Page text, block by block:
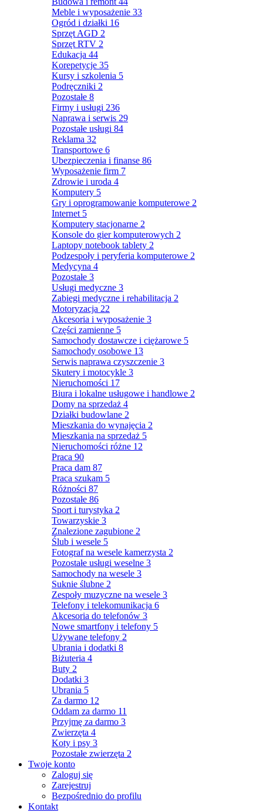
Meble i wyposażenie 33
Ogród i działki 16
Sprzęt AGD 2
Sprzęt RTV 2
Edukacja 44
Korepetycje 35
Kursy i szkolenia 5
Podręczniki 2
Pozostałe 8
Firmy i usługi 236
Naprawa i serwis 29
Pozostałe usługi 84
Reklama 32
Transportowe 6
Ubezpieczenia i finanse 86
Wyposażenie firm 7
Zdrowie i uroda 4
Komputery 5
Gry i oprogramowanie komputerowe 2
Internet 5
Komputery stacjonarne 2
Konsole do gier komputerowych 2
Laptopy notebook tablety 2
Podzespoły i peryferia komputerowe 2
Medycyna 4
Pozostałe 3
Usługi medyczne 3
Zabiegi medyczne i rehabilitacja 2
Motoryzacja 22
Akcesoria i wyposażenie 3
Części zamienne 5
Samochody dostawcze i ciężarowe 5
Samochody osobowe 13
Serwis naprawa czyszczenie 3
Skutery i motocykle 3
Nieruchomości 17
Biura i lokalne usługowe i handlowe 2
Domy na sprzedaż 4
Działki budowlane 2
Mieszkania do wynajęcia 2
Mieszkania na sprzedaż 5
Nieruchomości różne 12
Praca 90
Praca dam 87
Praca szukam 5
Różności 87
Pozostałe 86
Sport i turystyka 2
Towarzyskie 3
Znalezione zagubione 2
Ślub i wesele 5
Fotograf na wesele kamerzysta 2
Pozostałe usługi weselne 3
Samochody na wesele 3
Suknie ślubne 2
Zespoły muzyczne na wesele 3
Telefony i telekomunikacja 6
Akcesoria do telefonów 3
Nowe smartfony i telefony 5
Używane telefony 2
Ubrania i dodatki 8
Biżuteria 4
Buty 2
Dodatki 3
Ubrania 5
Za darmo 12
Oddam za darmo 11
Przyjmę za darmo 3
Zwierzęta 4
Koty i psy 3
Pozostałe zwierzęta 2
Twoje konto
Zaloguj się
Zarejestruj
Bezpośrednio do profilu
Kontakt